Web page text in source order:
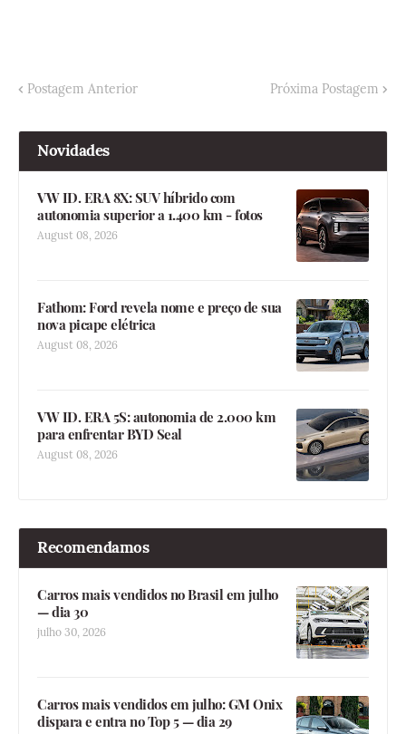
Postagem Anterior Próxima Postagem
Novidades
VW ID. ERA 8X: SUV híbrido com
autonomia superior a 1.400 km - fotos
August 08, 2026
Fathom: Ford revela nome e preço de sua
nova picape elétrica
August 08, 2026
VW ID. ERA 5S: autonomia de 2.000 km
para enfrentar BYD Seal
August 08, 2026
Recomendamos
Carros mais vendidos no Brasil em julho
— dia 30
julho 30, 2026
Carros mais vendidos em julho: GM Onix
dispara e entra no Top 5 — dia 29